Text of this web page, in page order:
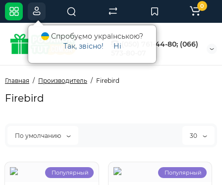
(050) 761-44-80; (066)
0
Главная Производитель Firebird
Firebird
По умолчанию 30
Популярный Популярный
Спробуємо українською?
Так, звісно!
Ні